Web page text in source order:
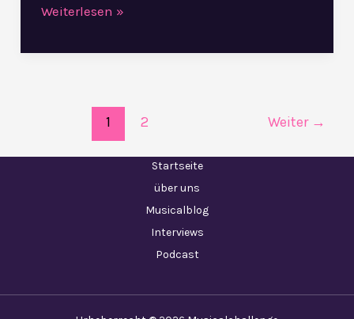
Weiterlesen »
1 2 Weiter →
Startseite
über uns
Musicalblog
Interviews
Podcast